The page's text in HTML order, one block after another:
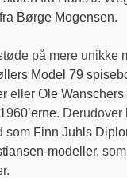
Børge Mogensen.
på mere unikke
Model 79
eller Ole
. Derudover
som Finn Juhls
modeller,